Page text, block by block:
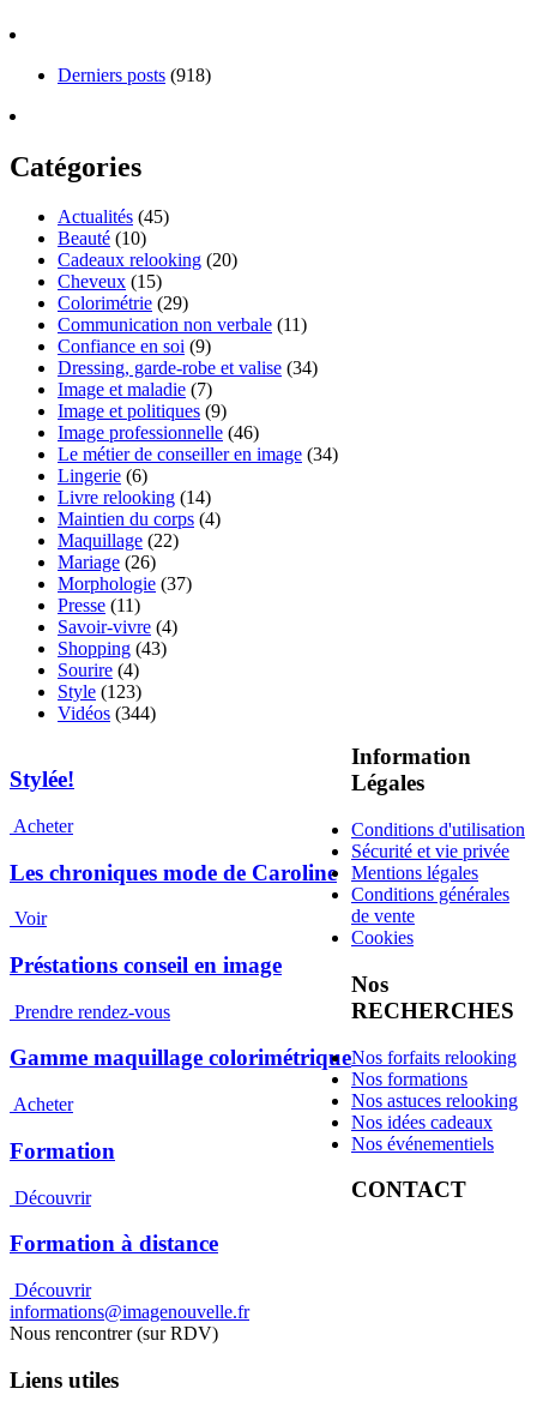
Derniers posts (918)
Catégories
Actualités (45)
Beauté (10)
Cadeaux relooking (20)
Cheveux (15)
Colorimétrie (29)
Communication non verbale (11)
Confiance en soi (9)
Dressing, garde-robe et valise (34)
Image et maladie (7)
Image et politiques (9)
Image professionnelle (46)
Le métier de conseiller en image (34)
Lingerie (6)
Livre relooking (14)
Maintien du corps (4)
Maquillage (22)
Mariage (26)
Morphologie (37)
Presse (11)
Savoir-vivre (4)
Shopping (43)
Sourire (4)
Style (123)
Vidéos (344)
Stylée!
Acheter
Les chroniques mode de Caroline
Voir
Préstations conseil en image
Prendre rendez-vous
Gamme maquillage colorimétrique
Acheter
Formation
Découvrir
Formation à distance
Découvrir
Information
Légales
Conditions d'utilisation
Sécurité et vie privée
Mentions légales
Conditions générales
de vente
Cookies
Nos
RECHERCHES
Nos forfaits relooking
Nos formations
Nos astuces relooking
Nos idées cadeaux
Nos événementiels
CONTACT
informations@imagenouvelle.fr
Nous rencontrer (sur RDV)
Liens utiles